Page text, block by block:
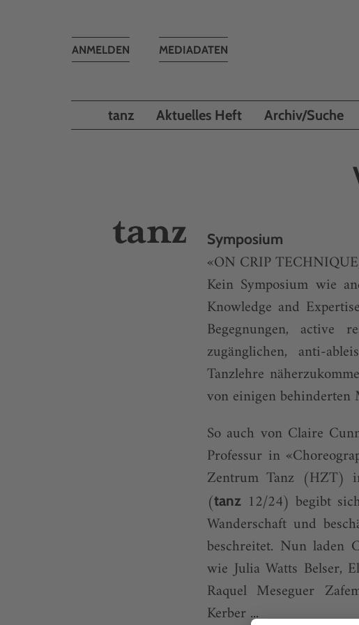
MEDIADATEN
Toggle
ANMELDEN
tanz Aktuelles Heft Archiv/Suche
Symposium
«ON CRIP
Kein Symposium wie
Knowledge and
Begegnungen,
zugänglichen, anti-
Tanzlehre
von einigen behinderten
So auch von Claire
Professur in
Zentrum Tanz (HZT)
(tanz 12/24) begibt
Wanderschaft und
beschreitet. Nun laden
wie Julia Watts Belser,
Raquel Meseguer
Kerber ...